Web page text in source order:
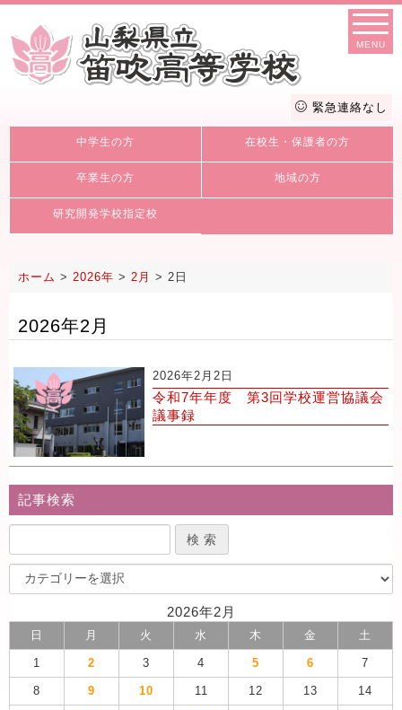
MENU
緊急連絡なし
中学生の方 在校生・保護者の方
卒業生の方 地域の方
研究開発学校指定校
ホーム > 2026年 > 2月 > 2日
2026年2月
2026年2月2日
令和7年年度 第3回学校運営協議会
議事録
記事検索
2026年2月
日 月 火 水 木 金 土
1 2 3 4 5 6 7
8 9 10 11 12 13 14